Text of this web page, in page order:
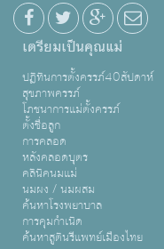
เตรียมเป็นคุณแม่
ปฏิทินการตั้งครรภ์40สัปดาห์
สุขภาพครรภ์
โภชนาการแม่ตั้งครรภ์
ตั้งชื่อลูก
การคลอด
หลังคลอดบุตร
คลินิคนมแม่
นมผง / นมผสม
ค้นหาโรงพยาบาล
การคุมกำเนิด
ค้นหาสูตินรีแพทย์เมืองไทย